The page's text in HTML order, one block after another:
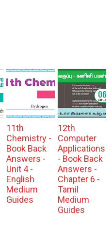
11th
Chemistry -
Book Back
Answers -
Unit 4 -
English
Medium
Guides
12th
Computer
Applications
- Book Back
Answers -
Chapter 6 -
Tamil
Medium
Guides